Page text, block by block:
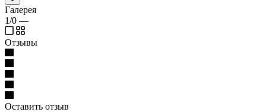
Галерея
1/0 —
Отзывы
Оставить отзыв